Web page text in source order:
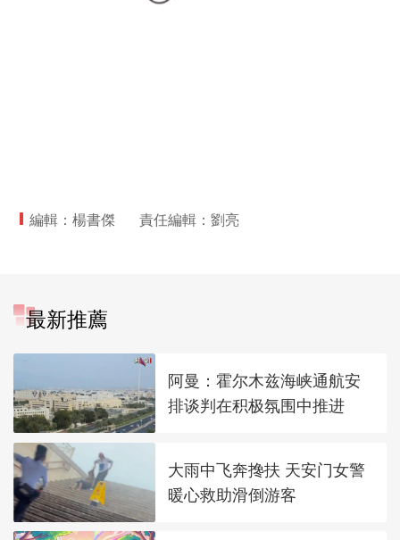
編輯：楊書傑 責任編輯：劉亮
最新推薦
阿曼：霍尔木兹海峡通航安
排谈判在积极氛围中推进
大雨中飞奔搀扶 天安门女警
暖心救助滑倒游客